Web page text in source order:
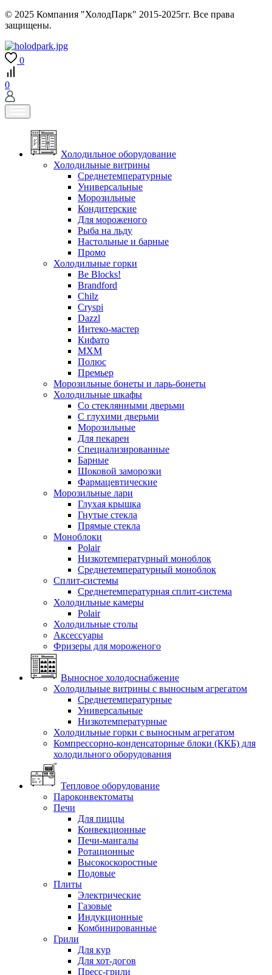
© 2025 Компания "ХолодПарк" 2015-2025гг. Все права
защищены.
0
0
Холодильное оборудование
Холодильные витрины
Среднетемпературные
Универсальные
Морозильные
Кондитерские
Для мороженого
Рыба на льду
Настольные и барные
Промо
Холодильные горки
Be Blocks!
Brandford
Chilz
Cryspi
Dazzl
Интеко-мастер
Кифато
МХМ
Полюс
Премьер
Морозильные бонеты и ларь-бонеты
Холодильные шкафы
Со стеклянными дверьми
С глухими дверьми
Морозильные
Для пекарен
Специализированные
Барные
Шоковой заморозки
Фармацевтические
Морозильные лари
Глухая крышка
Гнутые стекла
Прямые стекла
Моноблоки
Polair
Низкотемпературный моноблок
Среднетемпературный моноблок
Сплит-системы
Среднетемпературная сплит-система
Холодильные камеры
Polair
Холодильные столы
Аксессуары
Фризеры для мороженого
Выносное холодоснабжение
Холодильные витрины с выносным агрегатом
Среднетемпературные
Универсальные
Низкотемпературные
Холодильные горки с выносным агрегатом
Компрессорно-конденсаторные блоки (ККБ) для
холодильного оборудования
Тепловое оборудование
Пароконвектоматы
Печи
Для пиццы
Конвекционные
Печи-мангалы
Ротационные
Высокоскоростные
Подовые
Плиты
Электрические
Газовые
Индукционные
Комбинированные
Грили
Для кур
Для хот-догов
Пресс-грили